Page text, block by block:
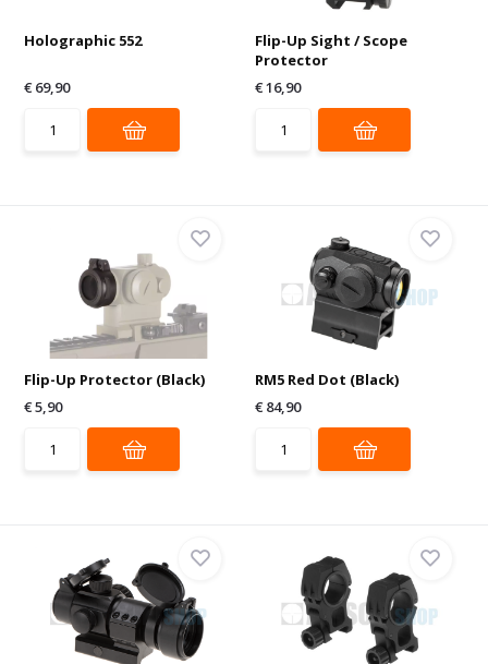
Holographic 552
€ 69,90
Flip-Up Sight / Scope
Protector
€ 16,90
Flip-Up Protector (Black)
€ 5,90
RM5 Red Dot (Black)
€ 84,90